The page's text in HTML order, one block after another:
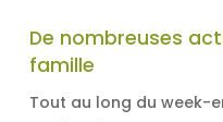
De nombreuses
famille
Tout au long du week-